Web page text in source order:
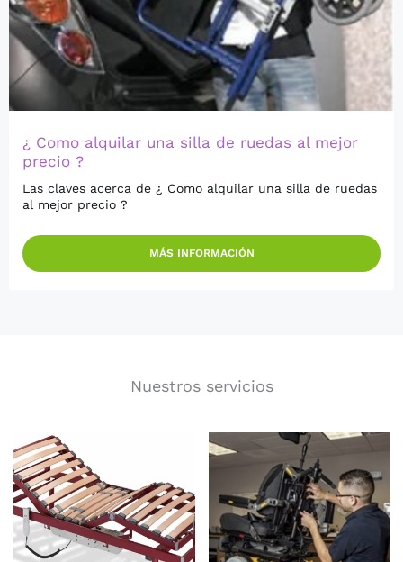
¿ Como alquilar una silla de ruedas al mejor
precio ?
Las claves acerca de ¿ Como alquilar una silla de ruedas
al mejor precio ?
MÁS INFORMACIÓN
Nuestros servicios